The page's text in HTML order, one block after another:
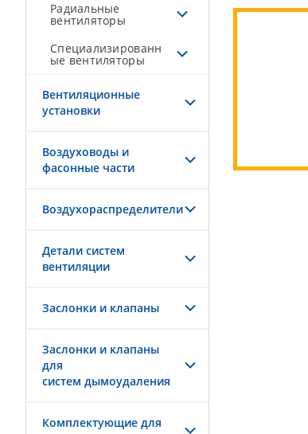
Радиальные
вентиляторы
Специализированн
ые вентиляторы
Вентиляционные
установки
Воздуховоды и
фасонные части
Воздухораспределители
Детали систем
вентиляции
Заслонки и клапаны
Заслонки и клапаны
для
систем дымоудаления
Комплектующие для